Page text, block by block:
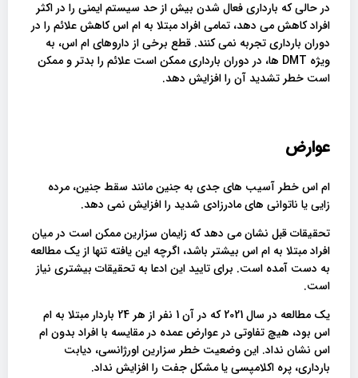
در حالی که بارداری فعال شدن بیش از حد سیستم ایمنی را در اکثر
افراد کاهش می دهد، تمامی افراد مبتلا به ام اس کاهش علائم را در
دوران بارداری تجربه نمی کنند. قطع برخی از داروهای ام اس، به
ویژه DMT ها، در دوران بارداری ممکن است علائم را بدتر و ممکن
است خطر تشدید آن را افزایش دهد.
عوارض
ام اس خطر آسیب های جدی به جنین مانند سقط جنین، مرده
زایی یا ناتوانی های مادرزادی شدید را افزایش نمی دهد.
تحقیقات قبل نشان می دهد که زایمان سزارین ممکن است در میان
افراد مبتلا به ام اس بیشتر باشد، اگرچه این یافته تنها از یک مطالعه
به دست آمده است. برای تایید این ادعا به تحقیقات بیشتری نیاز
است.
یک مطالعه در سال 2021 که در آن 1 نفر از هر 24 باردار مبتلا به ام
اس بود، هیچ تفاوتی در عوارض عمده در مقایسه با افراد بدون ام
اس نشان نداد. این وضعیت خطر سزارین اورژانسی، دیابت
بارداری، پره اکلامپسی یا مشکل جفت را افزایش نداد.